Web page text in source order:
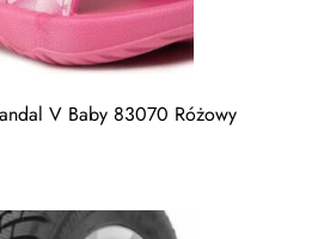
V Baby 83070 Różowy